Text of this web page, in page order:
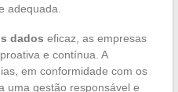
adequada.
dados eficaz, as empresas
e contínua. A
em conformidade com os
uma gestão responsável e